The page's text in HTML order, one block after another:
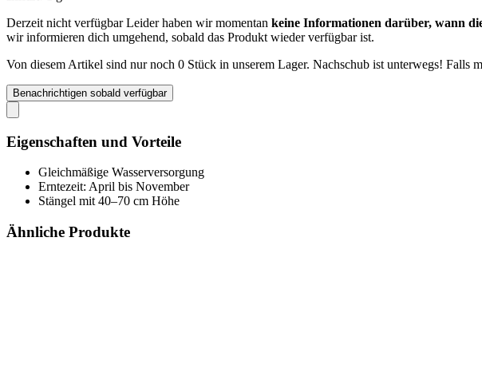
Derzeit nicht verfügbarLeider haben wir momentan keine Informationen darüber, wann
wir informieren dich umgehend, sobald das Produkt wieder verfügbar ist.
Von diesem Artikel sind nur noch 0 Stück in unserem Lager. Nachschub ist unterwegs! Falls
Benachrichtigen sobald verfügbar
Eigenschaften und Vorteile
Gleichmäßige Wasserversorgung
Erntezeit: April bis November
Stängel mit 40–70 cm Höhe
Ähnliche Produkte